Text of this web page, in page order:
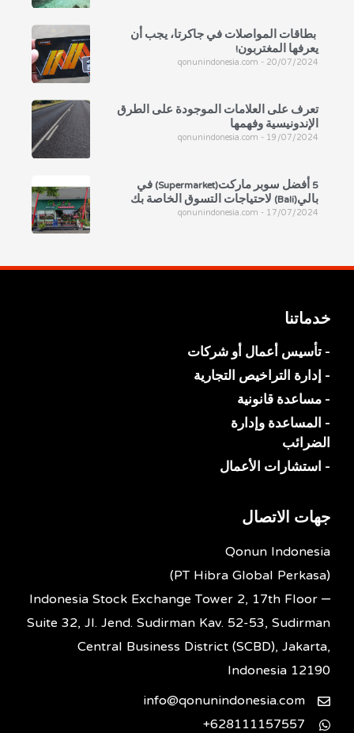
بطاقات المواصلات في جاكرتا، يجب أن
يعرفها المغتربون!
qonunindonesia.com 20/07/2024
تعرف على العلامات الموجودة على الطرق
الإندونيسية وفهمها
qonunindonesia.com 19/07/2024
5 أفضل سوبر ماركت(Supermarket) في
بالي(Bali) لاحتياجات التسوق الخاصة بك
qonunindonesia.com 17/07/2024
خدماتنا
- تأسيس أعمال أو شركات
- إدارة التراخيص التجارية
- مساعدة قانونية
- المساعدة وإدارة
الضرائب
- استشارات الأعمال
جهات الاتصال
Qonun Indonesia
(PT Hibra Global Perkasa)
Indonesia Stock Exchange Tower 2, 17th Floor –
Suite 32, Jl. Jend. Sudirman Kav. 52-53, Sudirman
Central Business District (SCBD), Jakarta,
Indonesia 12190
info@qonunindonesia.com
628111157557+